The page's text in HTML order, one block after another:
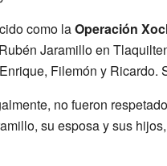
como laOperación
Jaramillo en
Filemón y Ricardo.
no fueron
su esposa y sus